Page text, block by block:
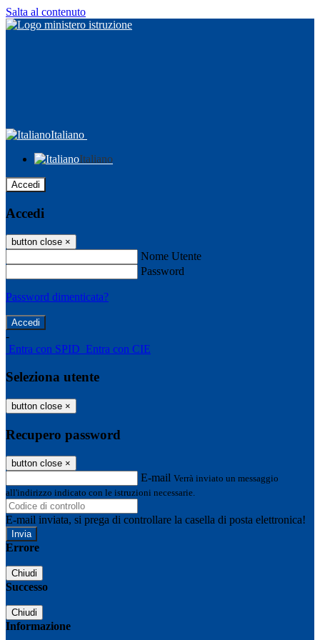
Salta al contenuto
Italiano
Italiano
Accedi
Accedi
button close ×
Nome Utente
Password
Password dimenticata?
-
Entra con SPID Entra con CIE
Seleziona utente
button close ×
Recupero password
button close ×
E-mail Verrà inviato un messaggio
all'indirizzo indicato con le istruzioni necessarie.
E-mail inviata, si prega di controllare la casella di posta elettronica!
Errore
Chiudi
Successo
Chiudi
Informazione